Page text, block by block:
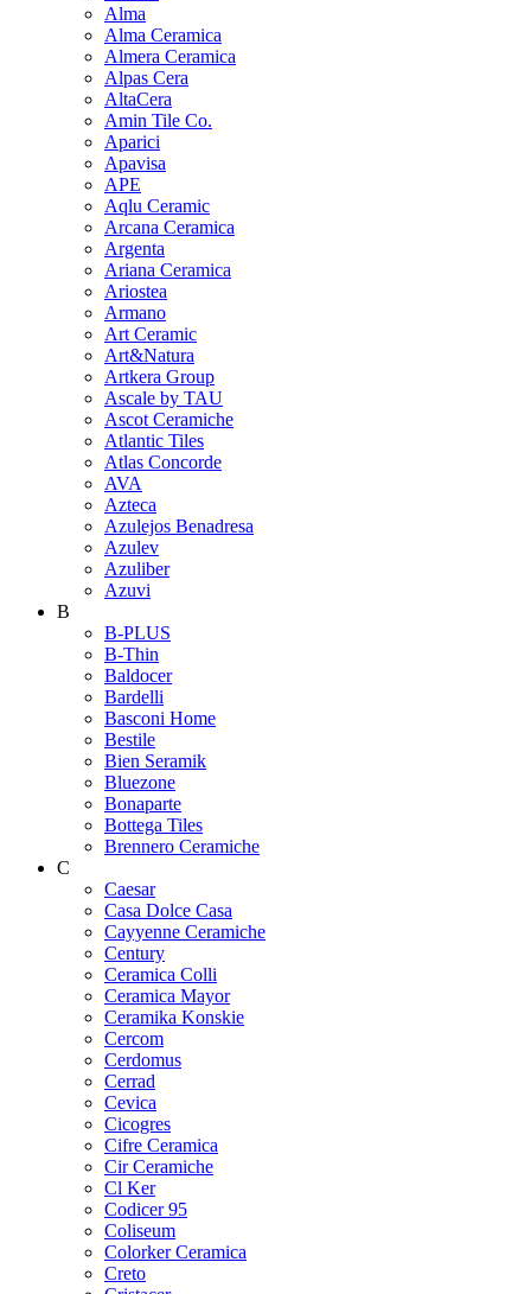
Alma
Alma Ceramica
Almera Ceramica
Alpas Cera
AltaCera
Amin Tile Co.
Aparici
Apavisa
APE
Aqlu Ceramic
Arcana Ceramica
Argenta
Ariana Ceramica
Ariostea
Armano
Art Ceramic
Art&Natura
Artkera Group
Ascale by TAU
Ascot Ceramiche
Atlantic Tiles
Atlas Concorde
AVA
Azteca
Azulejos Benadresa
Azulev
Azuliber
Azuvi
B
B-PLUS
B-Thin
Baldocer
Bardelli
Basconi Home
Bestile
Bien Seramik
Bluezone
Bonaparte
Bottega Tiles
Brennero Ceramiche
C
Caesar
Casa Dolce Casa
Cayyenne Ceramiche
Century
Ceramica Colli
Ceramica Mayor
Ceramika Konskie
Cercom
Cerdomus
Cerrad
Cevica
Cicogres
Cifre Ceramica
Cir Ceramiche
Cl Ker
Codicer 95
Coliseum
Colorker Ceramica
Creto